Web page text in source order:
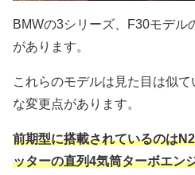
BMWの3シリーズ、F30モデル
があります。
これらのモデルは見た目は似
な変更点があります。
前期型に搭載されているのは
ッターの直列4気筒ターボエン